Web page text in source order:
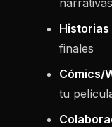
Historias
finales
Cómics/
tu